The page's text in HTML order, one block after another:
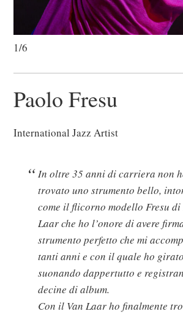
1/6
Paolo Fresu
International Jazz Artist
In oltre 35 anni di carriera non
trovato uno strumento bello,
come il flicorno modello Fresu di
Laar che ho l’onore di avere
strumento perfetto che mi
tanti anni e con il quale ho
suonando dappertutto e
decine di album.
Con il Van Laar ho finalmente